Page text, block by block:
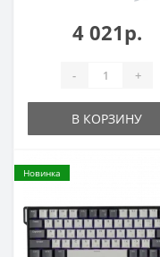
4 021р.
- +
В КОРЗИНУ
Новинка